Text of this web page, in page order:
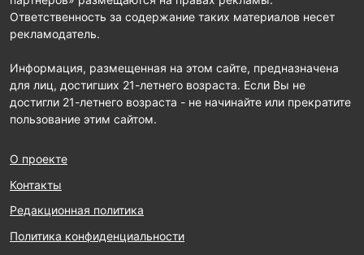
Ответственность за содержание таких материалов несет
рекламодатель.
Информация, размещенная на этом сайте, предназначена
для лиц, достигших 21-летнего возраста. Если Вы не
достигли 21-летнего возраста - не начинайте или прекратите
пользование этим сайтом.
О проекте
Контакты
Редакционная политика
Политика конфиденциальности